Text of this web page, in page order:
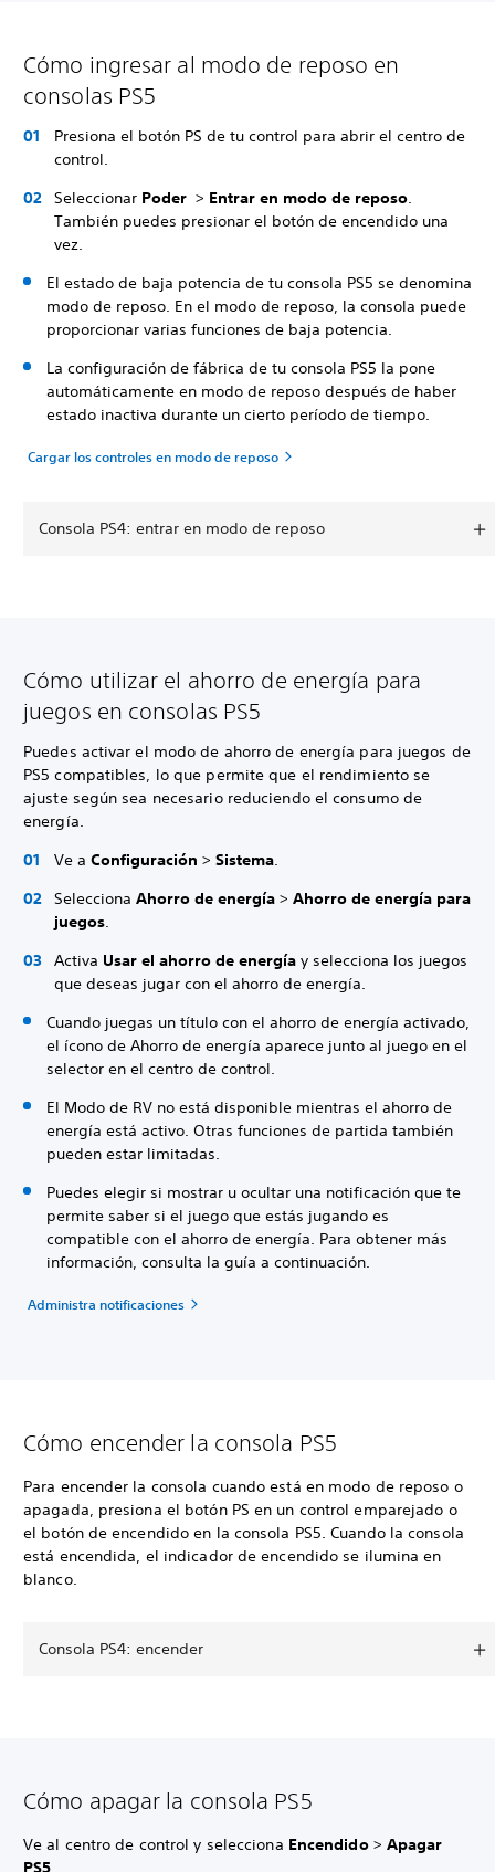
Cómo ingresar al modo de reposo en
consolas PS5
Presiona el botón PS de tu control para abrir el centro de
control.
Seleccionar Poder > Entrar en modo de reposo.
También puedes presionar el botón de encendido una
vez.
El estado de baja potencia de tu consola PS5 se denomina
modo de reposo. En el modo de reposo, la consola puede
proporcionar varias funciones de baja potencia.
La configuración de fábrica de tu consola PS5 la pone
automáticamente en modo de reposo después de haber
estado inactiva durante un cierto período de tiempo.
Cargar los controles en modo de reposo
Consola PS4: entrar en modo de reposo
Cómo utilizar el ahorro de energía para
juegos en consolas PS5
Puedes activar el modo de ahorro de energía para juegos de
PS5 compatibles, lo que permite que el rendimiento se
ajuste según sea necesario reduciendo el consumo de
energía.
Ve a Configuración > Sistema.
Selecciona Ahorro de energía > Ahorro de energía para
juegos.
Activa Usar el ahorro de energía y selecciona los juegos
que deseas jugar con el ahorro de energía.
Cuando juegas un título con el ahorro de energía activado,
el ícono de Ahorro de energía aparece junto al juego en el
selector en el centro de control.
El Modo de RV no está disponible mientras el ahorro de
energía está activo. Otras funciones de partida también
pueden estar limitadas.
Puedes elegir si mostrar u ocultar una notificación que te
permite saber si el juego que estás jugando es
compatible con el ahorro de energía. Para obtener más
información, consulta la guía a continuación.
Administra notificaciones
Cómo encender la consola PS5
Para encender la consola cuando está en modo de reposo o
apagada, presiona el botón PS en un control emparejado o
el botón de encendido en la consola PS5. Cuando la consola
está encendida, el indicador de encendido se ilumina en
blanco.
Consola PS4: encender
Cómo apagar la consola PS5
Ve al centro de control y selecciona Encendido > Apagar
PS5